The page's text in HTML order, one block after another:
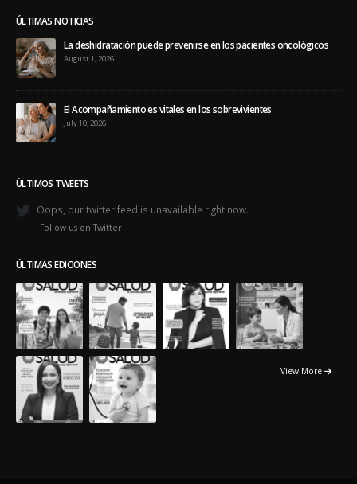
Oops, our twitter feed is unavailable right now.
Follow us on Twitter
ÚLTIMAS EDICIONES
© Copyright 2018. Todos los Derechos Reservados. -
Powered by:
Exitosites.com